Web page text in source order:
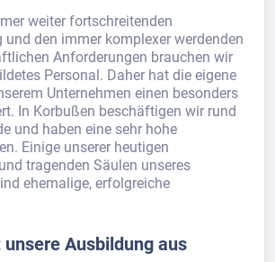
weiter fortschreitenden
den immer komplexer werdenden
Anforderungen brauchen wir
Personal. Daher hat die eigene
Unternehmen einen besonders
In Korbußen beschäftigen wir rund
und haben eine sehr hohe
Einige unserer heutigen
tragenden Säulen unseres
ehemalige, erfolgreiche
unsere Ausbildung aus